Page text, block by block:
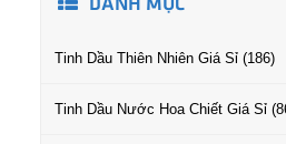
DANH MỤC
Tinh Dầu Thiên Nhiên Giá Sỉ (186)
Tinh Dầu Nước Hoa Chiết Giá Sỉ